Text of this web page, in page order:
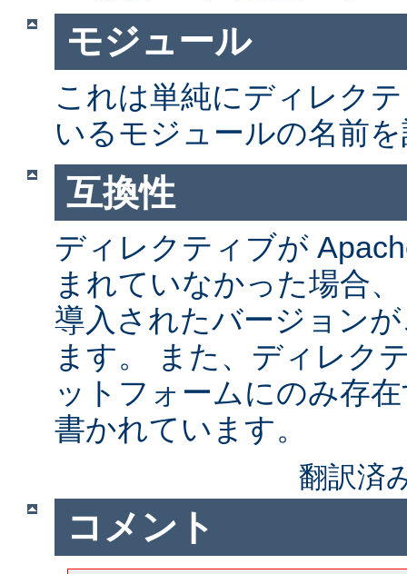
モジュール
これは単純にディレク
いるモジュールの名前
互換性
ディレクティブが
まれていなかった場合
導入されたバージョン
ます。 また、ディレク
ットフォームにのみ存
書かれています。
翻訳済
コメント